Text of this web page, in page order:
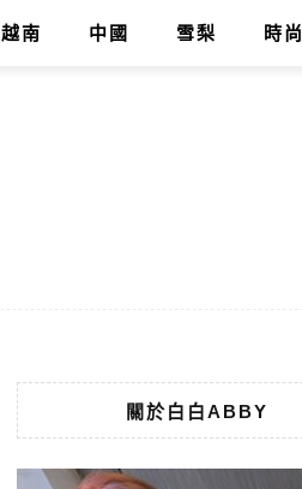
越南 中國 雪梨 時尚
關於白白ABBY